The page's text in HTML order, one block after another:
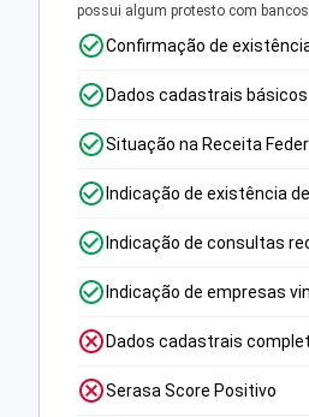
possui algum protesto com
Confirmação de
Dados cadastrais básicos
Situação na Receita
Indicação de existência
Indicação de consultas
Indicação de empresas
Dados cadastrais
Serasa Score Positivo